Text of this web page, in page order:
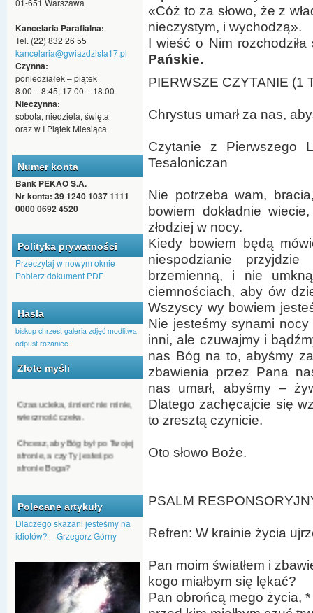
01-651 Warszawa
Kancelaria Parafialna:
Tel. (22) 832 26 55
kancelaria@gwiazdzista17.pl
Czynna:
poniedziałek – piątek
8.00 – 8:45; 17.00 – 18.00
Nieczynna:
sobota, niedziela, święta
oraz w I Piątek Miesiąca
Numer konta
Bank PEKAO S.A.
Nr konta: 39 1240 1037 1111
0000 0692 4520
Polityka prywatności
Przeczytaj w nowym oknie
Pobierz dokument PDF
Hasła
biskup chrzest galeria zdjęć modlitwa
odpust różaniec
Złote myśli
wieczność czeka.
stronie, a czy Ty jesteś po
stronie Boga?
nieba, nie może być
człowiekiem nienawiści.
Nawet kąkol może Bóg
przeistoczyć w pszenicę.
Dajmy Bogu szansę, by nas
przemienił, aby na nowo
pojawiło się w nas Boże
tchnienie.
Polecane artykuły
Dlaczego skazani jesteśmy na
idiotów? – Grzegorz Górny
«Cóż to za słowo, że z
nieczystym, i wychodzą».
I wieść o Nim
Pańskie.
PIERWSZE CZYTANIE (1
Chrystus umarł za nas,
Czytanie z Pierwszego
Tesaloniczan
Nie potrzeba wam,
bowiem dokładnie
złodziej w nocy.
Kiedy bowiem będą
niespodzianie
brzemienną, i nie
ciemnościach, aby ów
Wszyscy wy bowiem
Nie jesteśmy synami
inni, ale czuwajmy i
nas Bóg na to, abyśmy
zbawienia przez Pana
nas umarł, abyśmy –
Dlatego zachęcajcie się
to zresztą czynicie.
Oto słowo Boże.
PSALM
Refren: W krainie życia
Pan moim światłem i
kogo miałbym się lękać?
Pan obrońcą mego życia, *